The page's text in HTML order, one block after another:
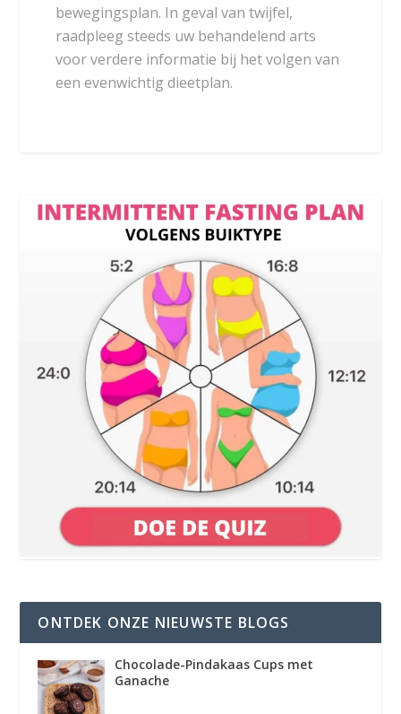
bewegingsplan. In geval van twijfel,
raadpleeg steeds uw behandelend arts
voor verdere informatie bij het volgen van
een evenwichtig dieetplan.
ONTDEK ONZE NIEUWSTE BLOGS
Chocolade-Pindakaas Cups met
Ganache